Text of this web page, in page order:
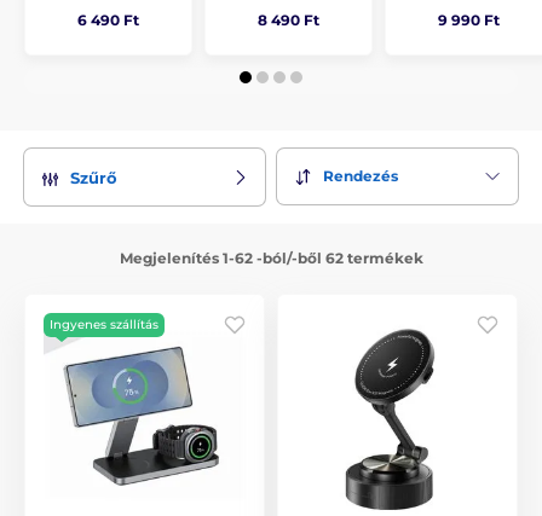
6 490 Ft
8 490 Ft 9 990 Ft
Szűrő Rendezés
Megjelenítés 1-62 -ból/-ből 62 termékek
Ingyenes szállítás